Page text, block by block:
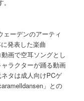
ェーデンのアーティ
発表した楽曲
画で空耳ソングとし
ラクターが踊る動画
タは成人向けPCゲ
」との